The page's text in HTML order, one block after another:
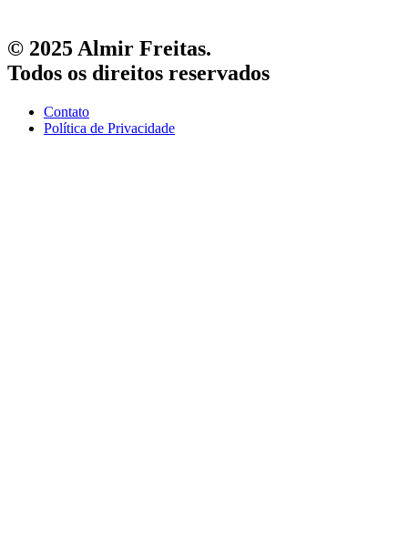
© 2025 Almir Freitas.
Todos os direitos reservados
Contato
Política de Privacidade